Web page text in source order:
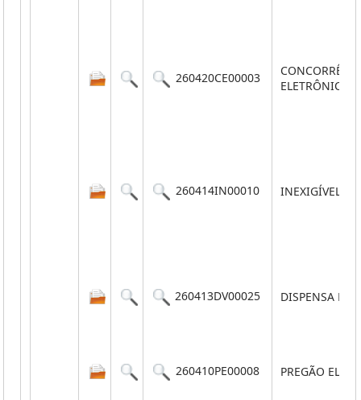
260420CE00003
ELETRÔNICA
260414IN00010 INEXIGÍVEL
260413DV00025 DISPENSA
260410PE00008 PREGÃO